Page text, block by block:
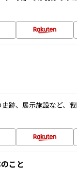
跡、展示施設など、
こと